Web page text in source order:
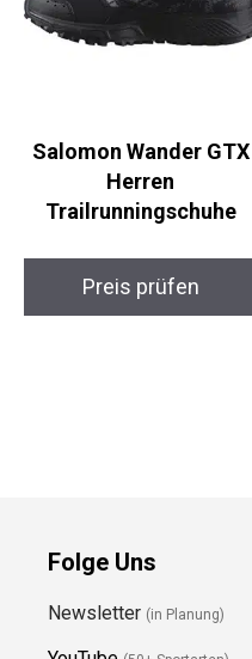
Salomon Wander GTX
Herren
Preis prüfen
Newsletter